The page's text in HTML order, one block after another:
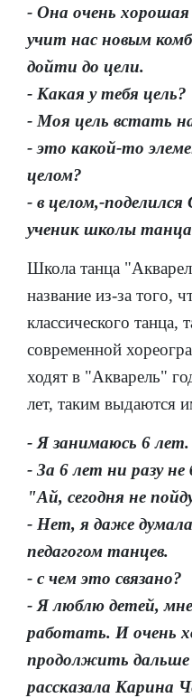
- Она очень
учит нас новым
дойти до цели.
- Какая у тебя цель?
- Моя цель встать на
- это какой-то
целом?
- в целом,-
ученик школы танца
Школа танца
название из-за того,
классического танца,
современной
ходят в "Акварель"
лет, таким выдаются
- Я занимаюсь 6 лет.
- За 6 лет ни разу
"Ай, сегодня не
- Нет, я даже
педагогом танцев.
- с чем это связано?
- Я люблю детей,
работать. И очень
продолжить дальше
рассказала Карина